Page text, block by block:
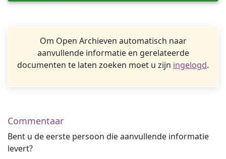
Om Open Archieven automatisch naar
aanvullende informatie en gerelateerde
documenten te laten zoeken moet u zijn ingelogd.
Commentaar
Bent u de eerste persoon die aanvullende informatie
levert?